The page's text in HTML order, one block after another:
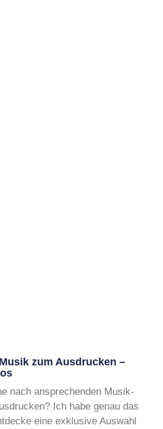
zum Ausdrucken –
nach ansprechenden Musik-
Ich habe genau das
eine exklusive Auswahl